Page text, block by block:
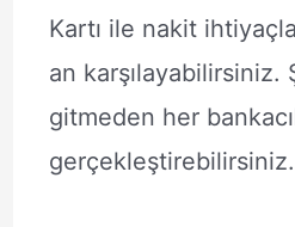
Kartı ile nakit
an karşılayabilirsiniz.
gitmeden her
gerçekleştirebilirsiniz.